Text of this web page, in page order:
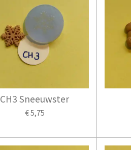
CH3 Sneeuwster
€ 5,75